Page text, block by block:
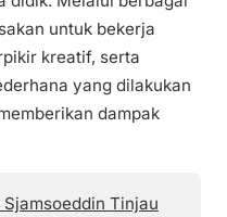
untuk bekerja
kreatif, serta
yang dilakukan
dampak
Tinjau